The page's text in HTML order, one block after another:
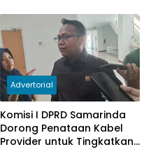
Advertorial
Komisi I DPRD Samarinda
Dorong Penataan Kabel
Provider untuk Tingkatkan